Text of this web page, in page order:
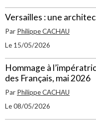
Versailles : une
Par Philippe CACHAU
Le 15/05/2026
Hommage à
des Français, mai 2026
Par Philippe CACHAU
Le 08/05/2026